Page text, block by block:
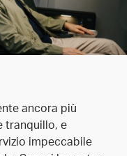
ancora più
tranquillo, e
impeccabile